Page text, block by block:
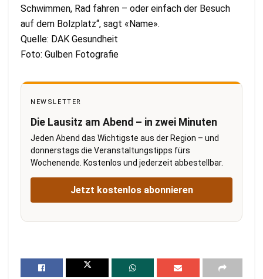
Schwimmen, Rad fahren – oder einfach der Besuch
auf dem Bolzplatz“, sagt «Name».
Quelle: DAK Gesundheit
Foto: Gulben Fotografie
NEWSLETTER
Die Lausitz am Abend – in zwei Minuten
Jeden Abend das Wichtigste aus der Region – und
donnerstags die Veranstaltungstipps fürs
Wochenende. Kostenlos und jederzeit abbestellbar.
Jetzt kostenlos abonnieren